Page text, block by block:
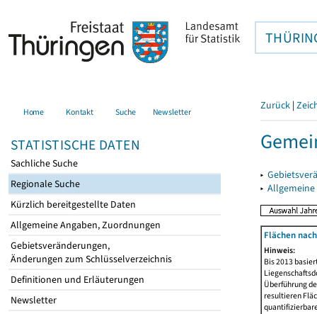
Home Kontakt Suche Newsletter
STATISTISCHE DATEN
Sachliche Suche
Regionale Suche
Kürzlich bereitgestellte Daten
Allgemeine Angaben, Zuordnungen
Gebietsveränderungen,
Änderungen zum Schlüsselverzeichnis
Definitionen und Erläuterungen
Newsletter
Zurück |
▸
▸
Flächen
Hinweis:
Bis 2013
Überführung
resultieren